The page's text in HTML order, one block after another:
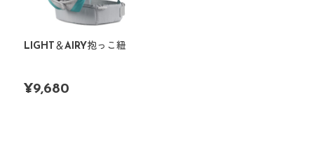
LIGHT＆AIRY抱っこ紐
¥9,680